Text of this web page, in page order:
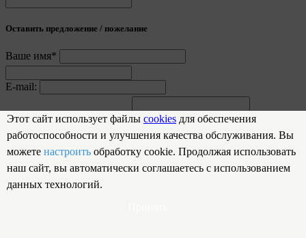
Оставить предложение / пожелание
Ваше имя*
E-mail:
Предложение / пожелание
Отправить
Спасибо за обращение!
Мы обязательно рассмотрим вашу заявку
Этот сайт использует файлы cookies для обеспечения
работоспособности и улучшения качества обслуживания. Вы
можете настроить обработку cookie. Продолжая использовать
наш сайт, вы автоматически соглашаетесь с использованием
данных технологий.